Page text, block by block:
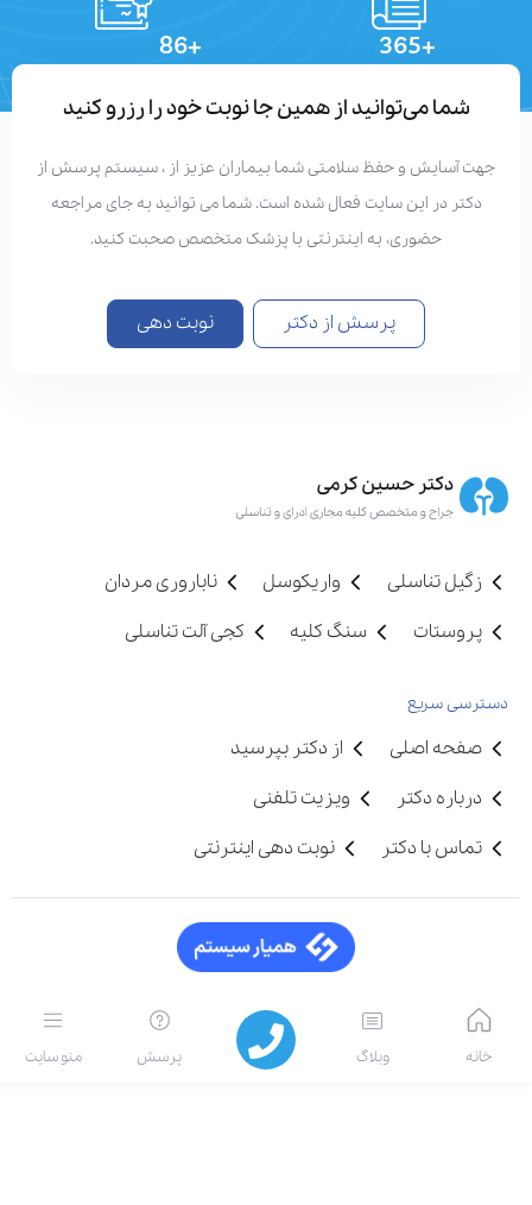
+365
+86
شما می‌توانید از همین جا نوبت خود را رزرو کنید
جهت آسایش و حفظ سلامتی شما بیماران عزیز از ، سیستم پرسش از
دکتر در این سایت فعال شده است. شما می توانید به جای مراجعه
حضوری، به اینترنتی با پزشک متخصص صحبت کنید.
پرسش از دکتر نوبت دهی
زگیل تناسلی واریکوسل
ناباروری مردان
پروستات
سنگ کلیه کجی آلت تناسلی
دسترسی سریع
صفحه اصلی
از دکتر بپرسید
درباره دکتر
ویزیت تلفنی
تماس با دکتر
نوبت دهی اینترنتی
خانه وبلاگ پرسش منو سایت